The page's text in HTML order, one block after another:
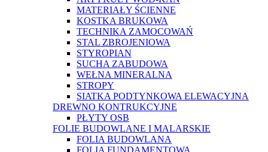
MATERIAŁY ŚCIENNE
KOSTKA BRUKOWA
TECHNIKA ZAMOCOWAŃ
STAL ZBROJENIOWA
STYROPIAN
SUCHA ZABUDOWA
WEŁNA MINERALNA
STROPY
SIATKA PODTYNKOWA ELEWACYJNA
DREWNO KONTRUKCYJNE
PŁYTY OSB
FOLIE BUDOWLANE I MALARSKIE
FOLIA BUDOWLANA